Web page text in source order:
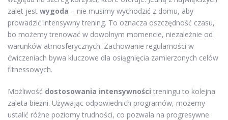
zalet jest wygoda – nie musimy wychodzić z domu, aby
prowadzić intensywny trening. To oznacza oszczędność czasu,
bo możemy trenować w dowolnym momencie, niezależnie od
warunków atmosferycznych. Zachowanie regularności w
ćwiczeniach bywa kluczowe dla osiągnięcia zamierzonych celów
fitnessowych.
Możliwość dostosowania intensywności treningu to kolejna
zaleta bieżni. Używając odpowiednich programów, możemy
ustalić różne poziomy trudności, co pozwala na progresywne